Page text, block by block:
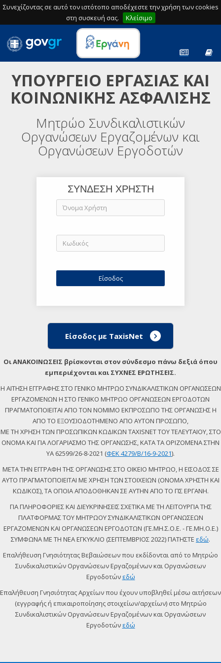
Συνεχίζοντας σε αυτό τον ιστότοπο αποδέχεστε την χρήση των cookies
στη συσκευή σας.
Κλείσιμο
ΥΠΟΥΡΓΕΙΟ ΕΡΓΑΣΙΑΣ ΚΑΙ
ΚΟΙΝΩΝΙΚΗΣ ΑΣΦΑΛΙΣΗΣ
Μητρώο Συνδικαλιστικών
Οργανώσεων Εργαζομένων και
Οργανώσεων Εργοδοτών
ΣΥΝΔΕΣΗ ΧΡΗΣΤΗ
Είσοδος με TaxisNet
Οι ΑΝΑΚΟΙΝΩΣΕΙΣ βρίσκονται στον σύνδεσμο πάνω δεξιά όπου
εμπεριέχονται και ΣΥΧΝΕΣ ΕΡΩΤΗΣΕΙΣ.
Η ΑΙΤΗΣΗ ΕΓΓΡΑΦΗΣ ΣΤΟ ΓΕΝΙΚΟ ΜΗΤΡΩΟ ΣΥΝΔΙΚΑΛΙΣΤΙΚΩΝ ΟΡΓΑΝΩΣΕΩΝ
ΕΡΓΑΖΟΜΕΝΩΝ Η ΣΤΟ ΓΕΝΙΚΟ ΜΗΤΡΩΟ ΟΡΓΑΝΩΣΕΩΝ ΕΡΓΟΔΟΤΩΝ
ΠΡΑΓΜΑΤΟΠΟΙΕΙΤΑΙ ΑΠΟ ΤΟΝ ΝΟΜΙΜΟ ΕΚΠΡΟΣΩΠΟ ΤΗΣ ΟΡΓΑΝΩΣΗΣ Η
ΑΠΟ ΤΟ ΕΞΟΥΣΙΟΔΟΤΗΜΕΝΟ ΑΠΟ ΑΥΤΟΝ ΠΡΟΣΩΠΟ,
ΜΕ ΤΗ ΧΡΗΣΗ ΤΩΝ ΠΡΟΣΩΠΙΚΩΝ ΚΩΔΙΚΩΝ TAXISNET ΤΟΥ ΤΕΛΕΥΤΑΙΟΥ, ΣΤΟ
ΟΝΟΜΑ ΚΑΙ ΓΙΑ ΛΟΓΑΡΙΑΣΜΟ ΤΗΣ ΟΡΓΑΝΩΣΗΣ, ΚΑΤΑ ΤΑ ΟΡΙΖΟΜΕΝΑ ΣΤΗΝ
ΥΑ 62599/26-8-2021 (ΦΕΚ 4279/Β/16-9-2021).
ΜΕΤΑ ΤΗΝ ΕΓΓΡΑΦΗ ΤΗΣ ΟΡΓΑΝΩΣΗΣ ΣΤΟ ΟΙΚΕΙΟ ΜΗΤΡΩΟ, Η ΕΙΣΟΔΟΣ ΣΕ
ΑΥΤΟ ΠΡΑΓΜΑΤΟΠΟΙΕΙΤΑΙ ΜΕ ΧΡΗΣΗ ΤΩΝ ΣΤΟΙΧΕΙΩΝ (ΟΝΟΜΑ ΧΡΗΣΤΗ ΚΑΙ
ΚΩΔΙΚΟΣ), ΤΑ ΟΠΟΙΑ ΑΠΟΔΟΘΗΚΑΝ ΣΕ ΑΥΤΗΝ ΑΠΟ ΤΟ ΠΣ ΕΡΓΑΝΗ.
ΓΙΑ ΠΛΗΡΟΦΟΡΙΕΣ ΚΑΙ ΔΙΕΥΚΡΙΝΗΣΕΙΣ ΣΧΕΤΙΚΑ ΜΕ ΤΗ ΛΕΙΤΟΥΡΓΙΑ ΤΗΣ
ΠΛΑΤΦΟΡΜΑΣ ΤΟΥ ΜΗΤΡΩΟΥ ΣΥΝΔΙΚΑΛΙΣΤΙΚΩΝ ΟΡΓΑΝΩΣΕΩΝ
ΕΡΓΑΖΟΜΕΝΩΝ ΚΑΙ ΟΡΓΑΝΩΣΕΩΝ ΕΡΓΟΔΟΤΩΝ (ΓΕ.ΜΗ.Σ.Ο.Ε. - ΓΕ.ΜΗ.Ο.Ε.)
ΣΥΜΦΩΝΑ ΜΕ ΤΗ ΝΕΑ ΕΓΚΥΚΛΙΟ (ΣΕΠΤΕΜΒΡΙΟΣ 2022) ΠΑΤΗΣΤΕ εδώ.
Επαλήθευση Γνησιότητας Βεβαιώσεων που εκδίδονται από το Μητρώο
Συνδικαλιστικών Οργανώσεων Εργαζομένων και Οργανώσεων
Εργοδοτών εδώ
Επαλήθευση Γνησιότητας Αρχείων που έχουν υποβληθεί μέσω αιτήσεων
(εγγραφής ή επικαιροποίησης στοιχείων/αρχείων) στο Μητρώο
Συνδικαλιστικών Οργανώσεων Εργαζομένων και Οργανώσεων
Εργοδοτών εδώ